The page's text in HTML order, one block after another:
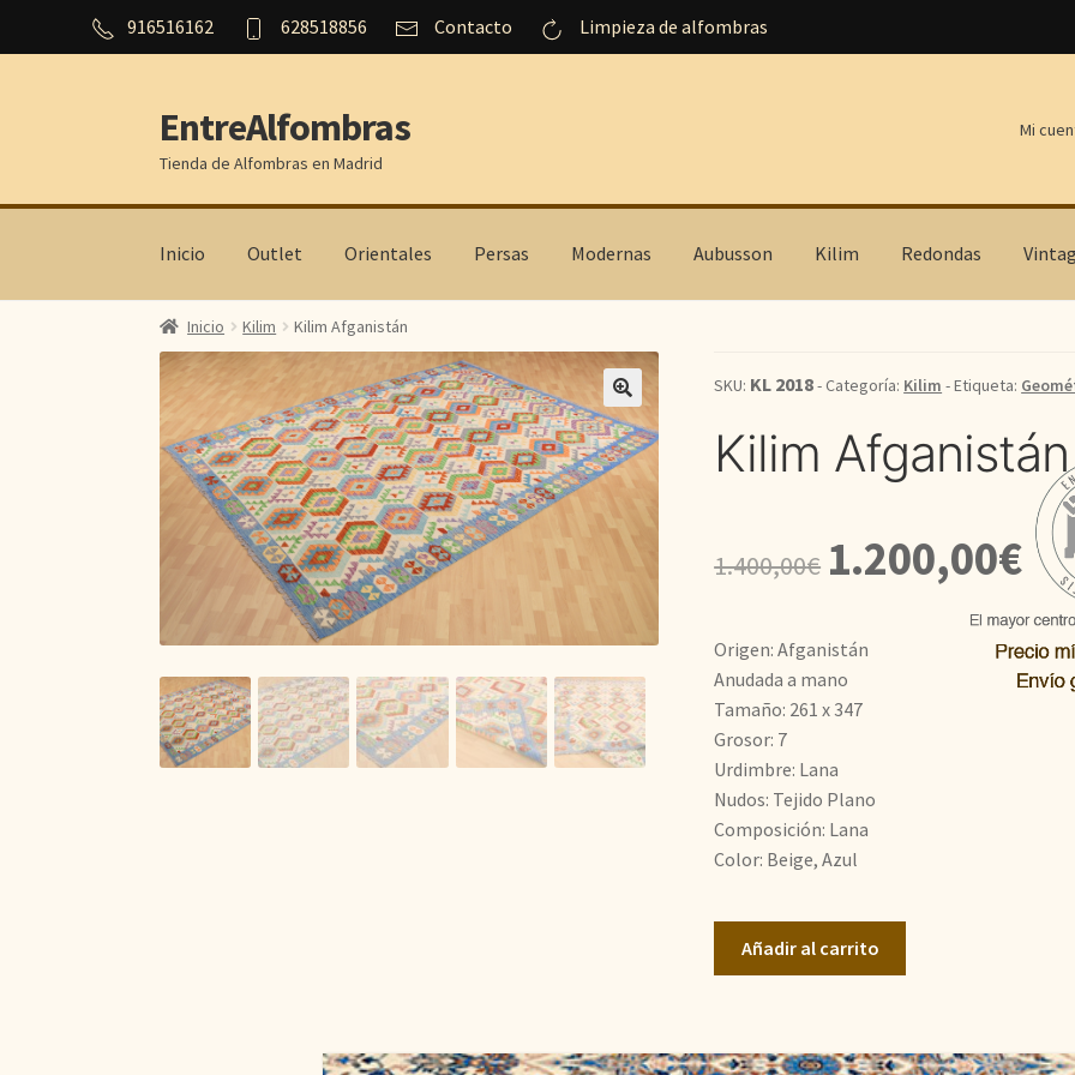
916516162 628518856 Contacto Limpieza de alfombras
Ir
a
la
navegación
Ir
al
contenido
EntreAlfombras
Tienda de Alfombras en Madrid
Mi
Inicio Outlet Orientales Persas Modernas Aubusson Kilim Redondas
Inicio Kilim Kilim Afganistán
SKU: KL 2018- Categoría: Kilim - Etiqueta:
Kilim Afganistán
1.400,00€
El
precio
era:
1.400,00€.
1.200,00€El
es:
Origen: Afganistán
Anudada a mano
Tamaño: 261 x 347
Grosor: 7
Urdimbre: Lana
Nudos: Tejido Plano
Composición: Lana
Color: Beige, Azul
Añadir al carrito